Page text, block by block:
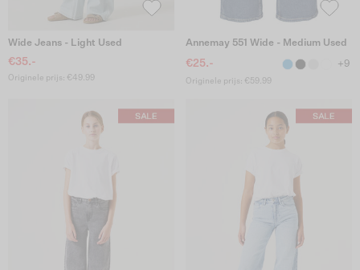
Wide Jeans - Light Used
€35.-
Originele prijs: €49.99
Annemay 551 Wide - Medium Used
€25.- +9
Originele prijs: €59.99